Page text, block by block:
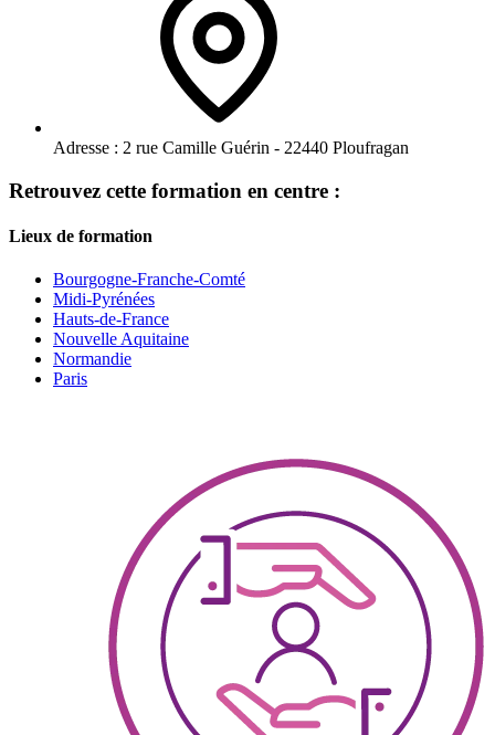
Adresse : 2 rue Camille Guérin - 22440 Ploufragan
Retrouvez cette formation en centre :
Lieux de formation
Bourgogne-Franche-Comté
Midi-Pyrénées
Hauts-de-France
Nouvelle Aquitaine
Normandie
Paris